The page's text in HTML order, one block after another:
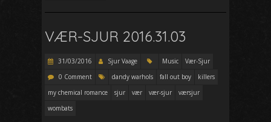
VÆR-SJUR 2016.31.03
31/03/2016 Sjur Vaage Music
Vær-Sjur
0 Comment
dandy warhols fall out boy
killers
my chemical romance
sjur vær vær-sjur
værsjur
wombats